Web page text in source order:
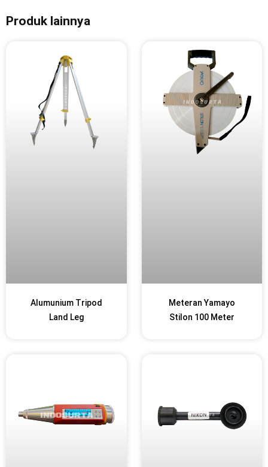
Produk lainnya
Alumunium Tripod
Land Leg
Meteran Yamayo
Stilon 100 Meter